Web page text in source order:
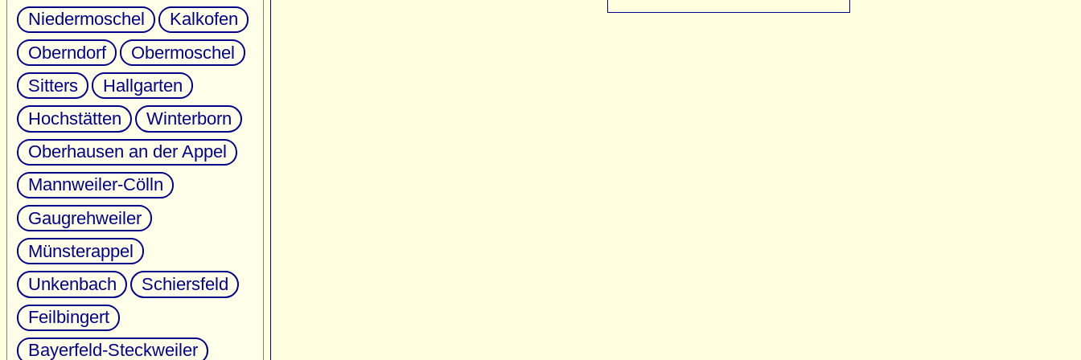
Niedermoschel
Kalkofen
Oberndorf
Obermoschel
Sitters
Hallgarten
Hochstätten
Winterborn
Oberhausen an der Appel
Mannweiler-Cölln
Gaugrehweiler
Münsterappel
Unkenbach
Schiersfeld
Feilbingert
Bayerfeld-Steckweiler